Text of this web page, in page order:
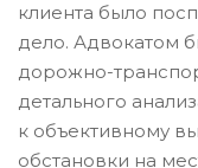
клиента было
дело. Адвокатом
дорожно-
детального
к объективному
обстановки на